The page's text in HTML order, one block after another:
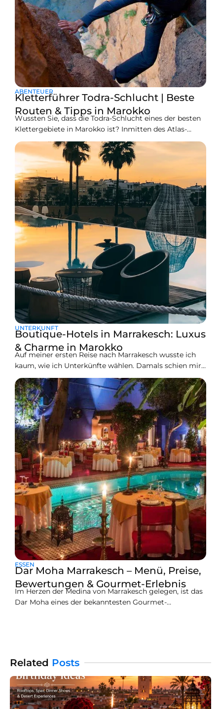
ABENTEUER
Kletterführer Todra-Schlucht | Beste
Routen & Tipps in Marokko
Wussten Sie, dass die Todra-Schlucht eines der besten
Klettergebiete in Marokko ist? Inmitten des Atlas-
Gebirgesist es ein unglaubliches Naturwunder, das
wirklich bemerkenswert ist und Kletterer aus allen
Ecken der Welt anzieht. Sind Sie der städtischen Hektik
überdrüssig und suchen nach einem schnellen Ausweg,
ohne sich vollständig auf eine mehrtägige
Trekkingreise
UNTERKUNFT
Boutique-Hotels in Marrakesch: Luxus
& Charme in Marokko
Auf meiner ersten Reise nach Marrakesch wusste ich
kaum, wie ich Unterkünfte wählen. Damals schien mir
ein Hotel die einzige Option zu sein – und dann fand ich
mich in einem Hotelzimmer wieder, das ich für
langweilig und unpersönlich hielt. Das war der
Moment, in dem mir klar wurde, dass
ESSEN
Dar Moha Marrakesch – Menü, Preise,
Bewertungen & Gourmet-Erlebnis
Im Herzen der Medina von Marrakesch gelegen, ist das
Dar Moha eines der bekanntesten Gourmet-
traditionellen
Related Posts